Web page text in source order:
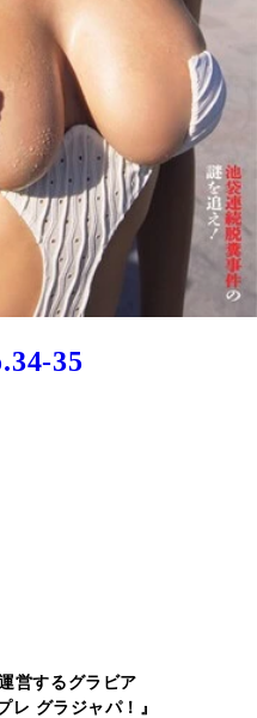
35
営するグラビア
レ グラジャパ！』